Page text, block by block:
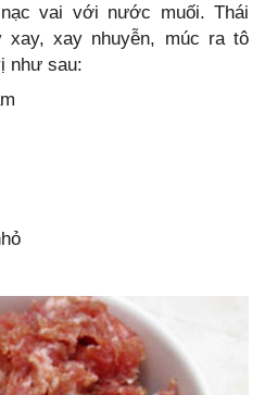
vai với nước muối. Thái
xay, xay nhuyễn, múc ra tô
như sau: